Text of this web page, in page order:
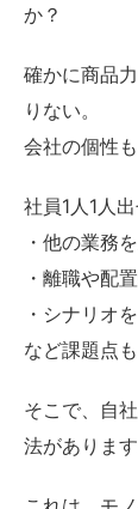
か？
確かに商品
りない。
会社の個性も
社員1人1人
・他の業務
・離職や配
・シナリオ
など課題点
そこで、自
法があります